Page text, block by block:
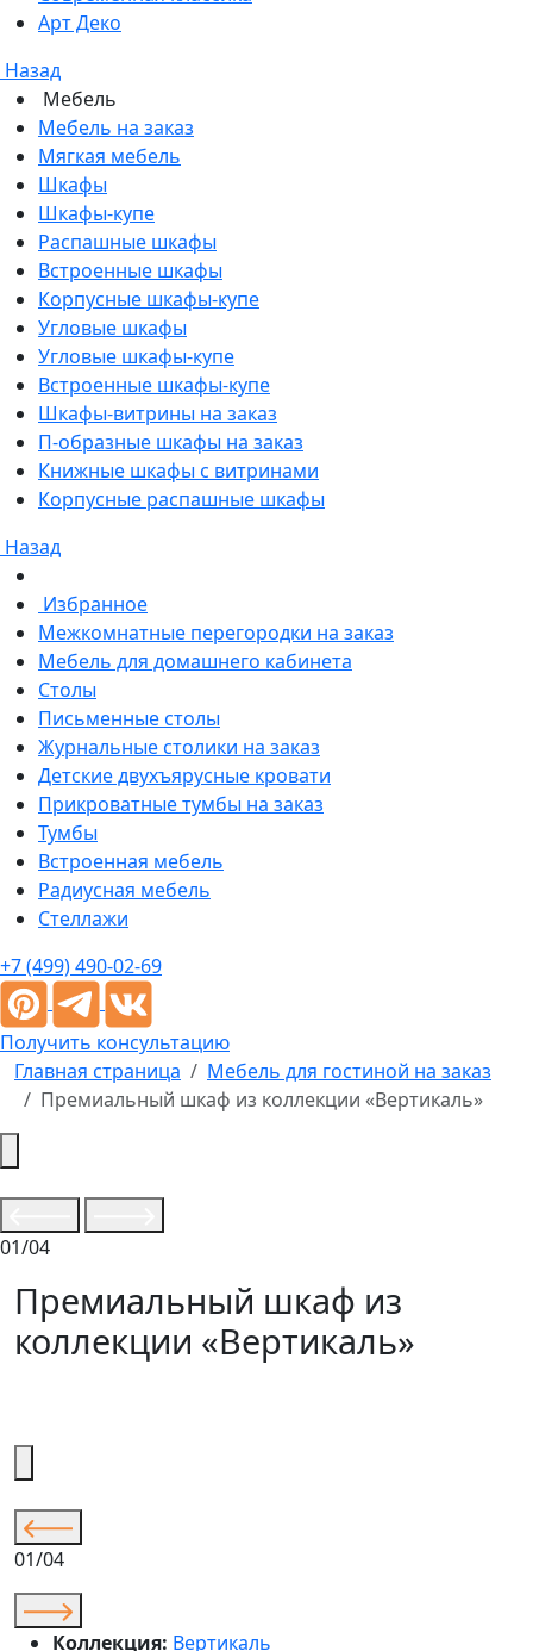
Арт Деко
Назад
Мебель
Мебель на заказ
Мягкая мебель
Шкафы
Шкафы-купе
Распашные шкафы
Встроенные шкафы
Корпусные шкафы-купе
Угловые шкафы
Угловые шкафы-купе
Встроенные шкафы-купе
Шкафы-витрины на заказ
П-образные шкафы на заказ
Книжные шкафы с витринами
Корпусные распашные шкафы
Назад
Избранное
Межкомнатные перегородки на заказ
Мебель для домашнего кабинета
Столы
Письменные столы
Журнальные столики на заказ
Детские двухъярусные кровати
Прикроватные тумбы на заказ
Тумбы
Встроенная мебель
Радиусная мебель
Стеллажи
+7 (499) 490-02-69
Получить консультацию
Главная страница
Мебель для гостиной на заказ
Премиальный шкаф из коллекции «Вертикаль»
01/04
Премиальный шкаф из
коллекции «Вертикаль»
01/04
Коллекция: Вертикаль